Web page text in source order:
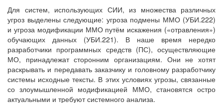
Для систем, использующих СИИ, из множества различных
угроз выделены следующие: угроза подмены ММО (УБИ.222)
и угроза модификации ММО путём искажения («отравления»)
обучающих данных (УБИ.221). В наше время нередко
разработчики программных средств (ПС), осуществляющие
МО, принадлежат сторонним организациям. Они не хотят
раскрывать и передавать заказчику и головному разработчику
системы исходные тексты. В этих условиях угрозы, связанные
со злоумышленной модификацией ММО, становятся остро
актуальными и требуют системного анализа.